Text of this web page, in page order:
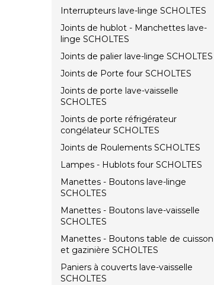
Interrupteurs lave-linge SCHOLTES
Joints de hublot - Manchettes lave-
linge SCHOLTES
Joints de palier lave-linge SCHOLTES
Joints de Porte four SCHOLTES
Joints de porte lave-vaisselle
SCHOLTES
Joints de porte réfrigérateur
congélateur SCHOLTES
Joints de Roulements SCHOLTES
Lampes - Hublots four SCHOLTES
Manettes - Boutons lave-linge
SCHOLTES
Manettes - Boutons lave-vaisselle
SCHOLTES
Manettes - Boutons table de cuisson
et gazinière SCHOLTES
Paniers à couverts lave-vaisselle
SCHOLTES